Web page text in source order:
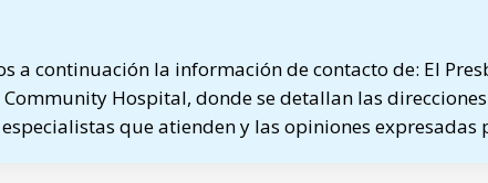
a continuación la información de contacto de: El
Hospital, donde se detallan las
que atienden y las opiniones expresadas